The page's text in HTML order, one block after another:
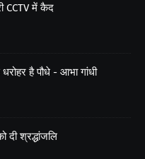
CCTV में कैद
धरोहर है पौधे - आभा गांधी
दी श्रद्धांजलि